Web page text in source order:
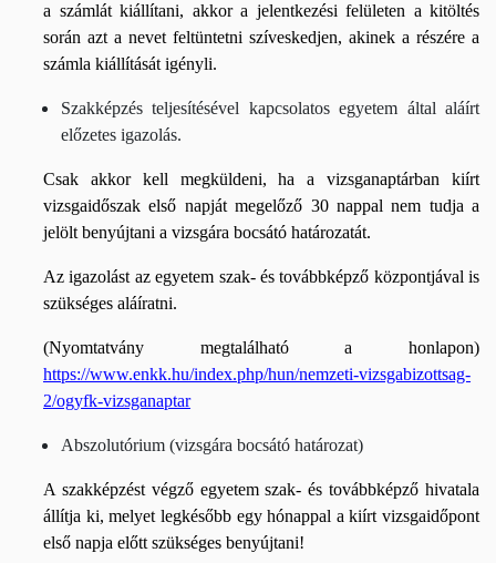
a számlát kiállítani, akkor a jelentkezési felületen a kitöltés
során azt a nevet feltüntetni szíveskedjen, akinek a részére a
számla kiállítását igényli.
Szakképzés teljesítésével kapcsolatos egyetem által aláírt
előzetes igazolás.
Csak akkor kell megküldeni, ha a vizsganaptárban kiírt
vizsgaidőszak első napját megelőző 30 nappal nem tudja a
jelölt benyújtani a vizsgára bocsátó határozatát.
Az igazolást az egyetem szak- és továbbképző központjával is
szükséges aláíratni.
(Nyomtatvány megtalálható a honlapon)
https://www.enkk.hu/index.php/hun/nemzeti-vizsgabizottsag-
2/ogyfk-vizsganaptar
Abszolutórium (vizsgára bocsátó határozat)
A szakképzést végző egyetem szak- és továbbképző hivatala
állítja ki, melyet legkésőbb egy hónappal a kiírt vizsgaidőpont
első napja előtt szükséges benyújtani!